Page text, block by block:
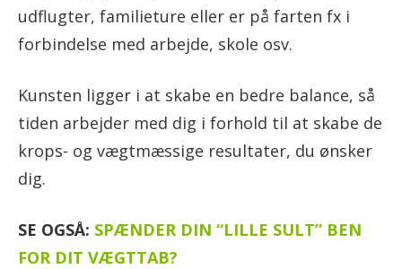
udflugter, familieture eller er på farten fx i
forbindelse med arbejde, skole osv.
Kunsten ligger i at skabe en bedre balance, så
tiden arbejder med dig i forhold til at skabe de
krops- og vægtmæssige resultater, du ønsker
dig.
SE OGSÅ: SPÆNDER DIN “LILLE SULT” BEN
FOR DIT VÆGTTAB?